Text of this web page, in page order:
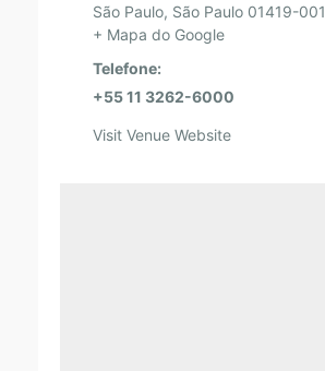
São Paulo, São Paulo 01419-001
+ Mapa do Google
Telefone:
+55 11 3262-6000
Visit Venue Website